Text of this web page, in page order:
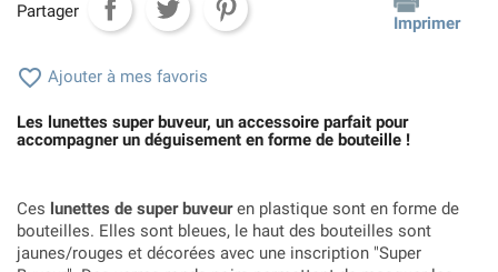
Partager
Imprimer
 Ajouter à mes favoris
Les lunettes super buveur, un accessoire parfait pour
accompagner un déguisement en forme de bouteille !
Ces lunettes de super buveuren plastique sont en forme de
bouteilles. Elles sont bleues, le haut des bouteilles sont
jaunes/rouges et décorées avec une inscription "Super